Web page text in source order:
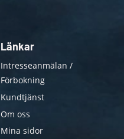
Länkar
Intresseanmälan /
Förbokning
Kundtjänst
Om oss
Mina sidor